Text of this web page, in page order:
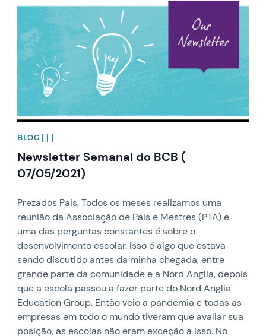
BLOG | | |
Newsletter Semanal do BCB (
07/05/2021)
Prezados Pais, Todos os meses realizamos uma
reunião da Associação de Pais e Mestres (PTA) e
uma das perguntas constantes é sobre o
desenvolvimento escolar. Isso é algo que estava
sendo discutido antes da minha chegada, entre
grande parte da comunidade e a Nord Anglia, depois
que a escola passou a fazer parte do Nord Anglia
Education Group. Então veio a pandemia e todas as
empresas em todo o mundo tiveram que avaliar sua
posição, as escolas não eram exceção a isso. No